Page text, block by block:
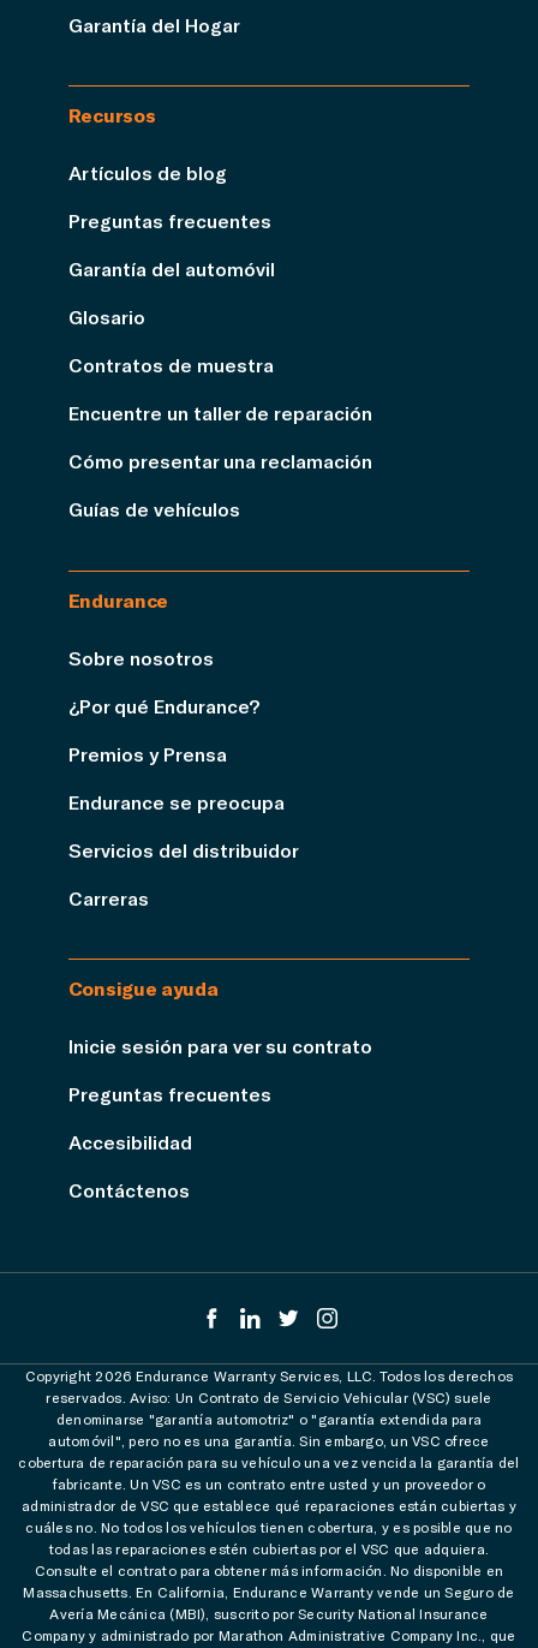
Garantía del Hogar
Recursos
Artículos de blog
Preguntas frecuentes
Garantía del automóvil
Glosario
Contratos de muestra
Encuentre un taller de reparación
Cómo presentar una reclamación
Guías de vehículos
Endurance
Sobre nosotros
¿Por qué Endurance?
Premios y Prensa
Endurance se preocupa
Servicios del distribuidor
Carreras
Consigue ayuda
Inicie sesión para ver su contrato
Preguntas frecuentes
Accesibilidad
Contáctenos
Copyright 2026 Endurance Warranty Services, LLC. Todos los derechos
reservados. Aviso: Un Contrato de Servicio Vehicular (VSC) suele
denominarse "garantía automotriz" o "garantía extendida para
automóvil", pero no es una garantía. Sin embargo, un VSC ofrece
cobertura de reparación para su vehículo una vez vencida la garantía del
fabricante. Un VSC es un contrato entre usted y un proveedor o
administrador de VSC que establece qué reparaciones están cubiertas y
cuáles no. No todos los vehículos tienen cobertura, y es posible que no
todas las reparaciones estén cubiertas por el VSC que adquiera.
Consulte el contrato para obtener más información. No disponible en
Massachusetts. En California, Endurance Warranty vende un Seguro de
Avería Mecánica (MBI), suscrito por Security National Insurance
Company y administrado por Marathon Administrative Company Inc., que